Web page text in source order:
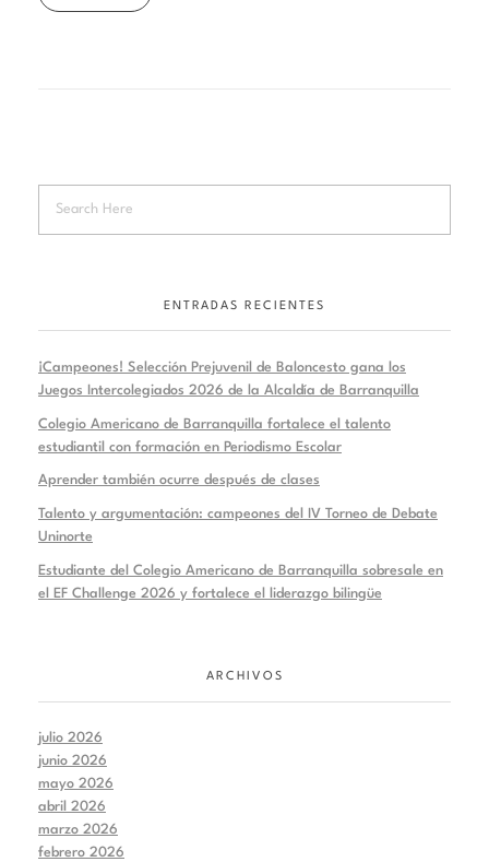
ENTRADAS RECIENTES
¡Campeones! Selección Prejuvenil de Baloncesto gana los
Juegos Intercolegiados 2026 de la Alcaldía de Barranquilla
Colegio Americano de Barranquilla fortalece el talento
estudiantil con formación en Periodismo Escolar
Aprender también ocurre después de clases
Talento y argumentación: campeones del IV Torneo de Debate
Uninorte
Estudiante del Colegio Americano de Barranquilla sobresale en
el EF Challenge 2026 y fortalece el liderazgo bilingüe
ARCHIVOS
julio 2026
junio 2026
mayo 2026
abril 2026
marzo 2026
febrero 2026